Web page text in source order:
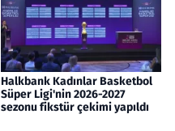
Halkbank Kadınlar Basketbol
Süper Ligi'nin 2026-2027
sezonu fikstür çekimi yapıldı